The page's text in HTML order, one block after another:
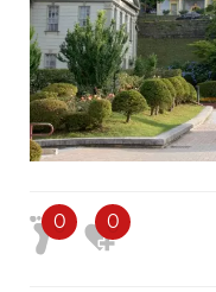
0 0